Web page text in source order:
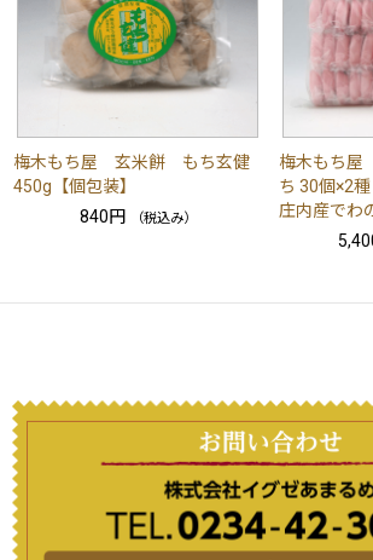
梅木もち屋 玄米餅 もち玄健
450g【個包装】
840円
（税込み）
梅木もち屋
ち 30個×2
庄内産でわ